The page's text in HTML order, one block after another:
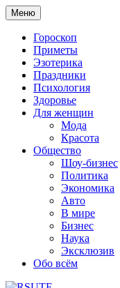
Меню
Гороскоп
Приметы
Эзотерика
Праздники
Психология
Здоровье
Для женщин
Мода
Красота
Общество
Шоу-бизнес
Политика
Экономика
Авто
В мире
Бизнес
Наука
Эксклюзив
Обо всём